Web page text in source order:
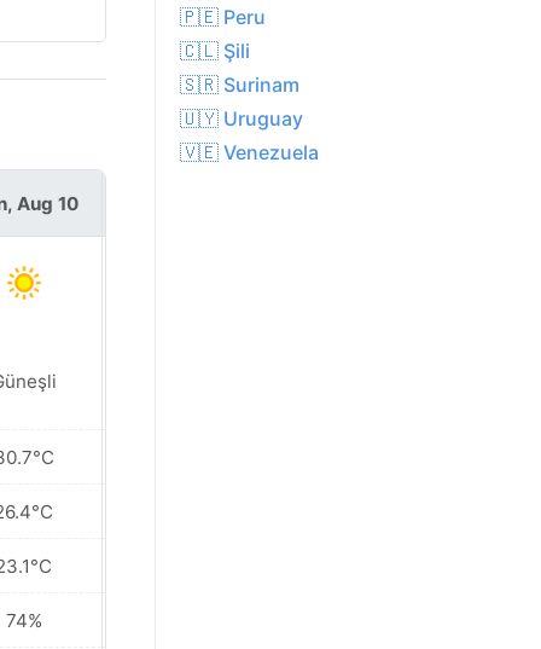
Aug 10
74%
🇵🇪 Peru
🇨🇱 Şili
🇸🇷 Surinam
🇺🇾 Uruguay
🇻🇪 Venezuela